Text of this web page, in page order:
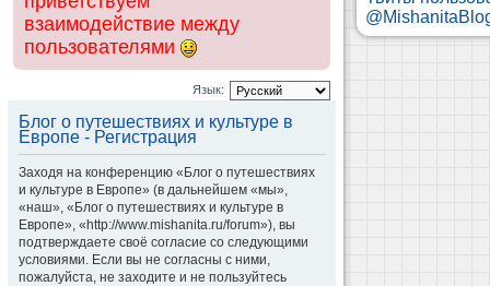
взаимодействие между
пользователями
Язык:
Блог о путешествиях и культуре в
Европе - Регистрация
Заходя на конференцию «Блог о путешествиях
и культуре в Европе» (в дальнейшем «мы»,
«наш», «Блог о путешествиях и культуре в
Европе», «http://www.mishanita.ru/forum»), вы
подтверждаете своё согласие со следующими
условиями. Если вы не согласны с ними,
пожалуйста, не заходите и не пользуйтесь